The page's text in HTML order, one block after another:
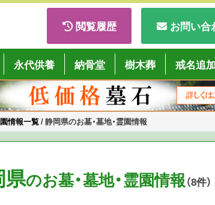
閲覧履歴 お問い合
永代供養 納骨堂 樹木葬 戒名追
園情報一覧/静岡県のお墓・墓地・霊園情報
県のお墓・墓地・霊園情報 （8件）